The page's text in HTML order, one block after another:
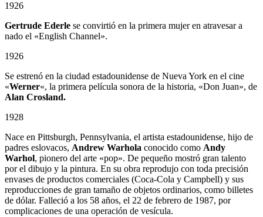
1926
Gertrude Ederle se convirtió en la primera mujer en atravesar a
nado el «English Channel».
1926
Se estrenó en la ciudad estadounidense de Nueva York en el cine
«Werner«, la primera película sonora de la historia, «Don Juan», de
Alan Crosland.
1928
Nace en Pittsburgh, Pennsylvania, el artista estadounidense, hijo de
padres eslovacos, Andrew Warhola conocido como Andy
Warhol, pionero del arte «pop». De pequeño mostró gran talento
por el dibujo y la pintura. En su obra reprodujo con toda precisión
envases de productos comerciales (Coca-Cola y Campbell) y sus
reproducciones de gran tamaño de objetos ordinarios, como billetes
de dólar. Falleció a los 58 años, el 22 de febrero de 1987, por
complicaciones de una operación de vesícula.